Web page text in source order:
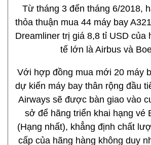
Từ tháng 3 đến tháng 6/2018,
thỏa thuận mua 44 máy bay
Dreamliner trị giá 8,8 tỉ USD của
tế lớn là Airbus và
Với hợp đồng mua mới 20 máy
dự kiến máy bay thân rộng đầu
Airways sẽ được bàn giao vào
sở để hãng triển khai hạng vé
(Hạng nhất), khẳng định chất
cấp của hãng hàng không duy